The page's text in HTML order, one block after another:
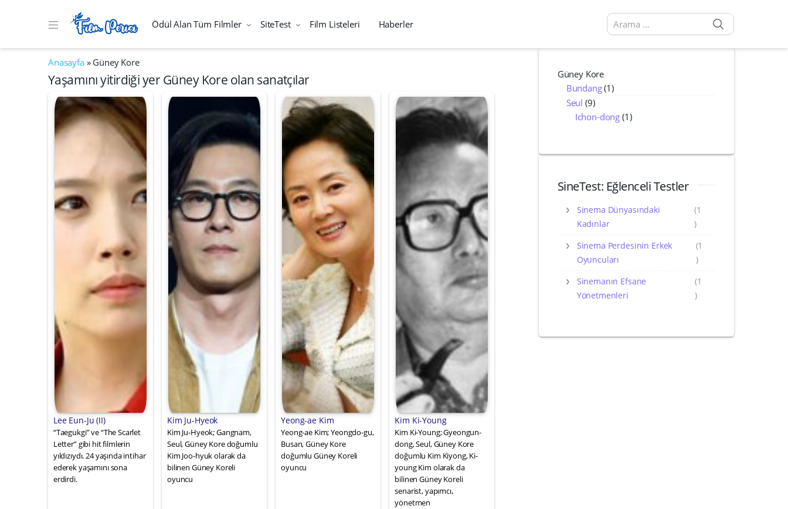
Ödül Alan Tüm Filmler SiteTest Film Listeleri Haberler
Arama sonuçları:
Anasayfa» Güney Kore
Yaşamını yitirdiği yer Güney Kore olan sanatçılar
Lee Eun-Ju (II)
“Taegukgi” ve “The Scarlet
Letter” gibi hit filmlerin
yıldızıydı. 24 yaşında intihar
ederek yaşamını sona
erdirdi.
Kim Ju-Hyeok
Kim Ju-Hyeok; Gangnam,
Seul, Güney Kore doğumlu
Kim Joo-hyuk olarak da
bilinen Güney Koreli
oyuncu
Yeong-ae Kim
Yeong-ae Kim; Yeongdo-gu,
Busan, Güney Kore
doğumlu Güney Koreli
oyuncu
Kim Ki-Young
Kim Ki-Young; Gyeongun-
dong, Seul, Güney Kore
doğumlu Kim Kiyong, Ki-
young Kim olarak da
bilinen Güney Koreli
senarist, yapımcı,
yönetmen
Güney Kore
Bundang(1)
Seul (9)
Ichon-dong (1)
SineTest: Eğlenceli Testler
Sinema Dünyasındaki
Kadınlar
(1
)
Sinema Perdesinin Erkek
Oyuncuları
(1
)
Sinemanın Efsane
Yönetmenleri
(1
)